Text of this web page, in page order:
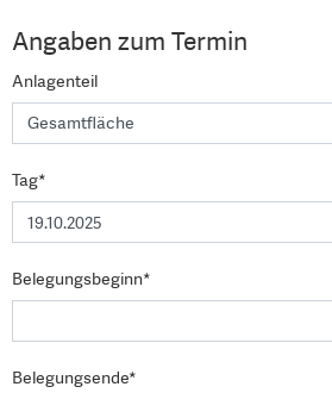
Angaben zum Termin
Anlagenteil
Tag*
Belegungsbeginn*
Belegungsende*